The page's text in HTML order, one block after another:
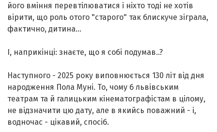
його вміння перевтілюватися і ніхто тоді не хотів
вірити, що роль отого "старого" так блискуче зіграла,
фактично, дитина...
І, наприкінці: знаєте, що я собі подумав..?
Наступного - 2025 року виповнюється 130 літ від дня
народження Пола Муні. То, чому б львівським
театрам та й галицьким кінематографістам в цілому,
не відзначити цю дату, але в якийсь поважний - і,
водночас - цікавий, спосіб.